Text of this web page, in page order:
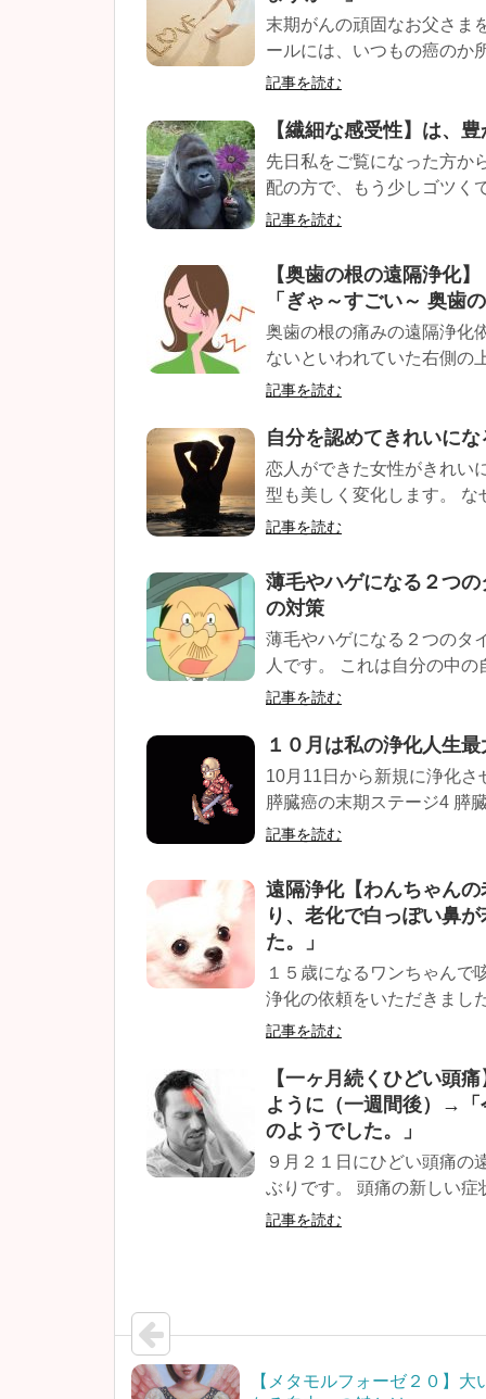
末期がんの頑固なお父さま
ールには、いつもの癌のか
記事を読む
【繊細な感受性】は、
先日私をご覧になった方か
配の方で、もう少しゴツく
記事を読む
【奥歯の根の遠隔浄化
「ぎゃ～すごい～ 奥歯
奥歯の根の痛みの遠隔浄化
ないといわれていた右側の
記事を読む
自分を認めてきれいにな
恋人ができた女性がきれい
型も美しく変化します。
記事を読む
薄毛やハゲになる２つ
の対策
薄毛やハゲになる２つのタ
人です。 これは自分の中
記事を読む
１０月は私の浄化人生
10月11日から新規に浄化
膵臓癌の末期ステージ4 膵
記事を読む
遠隔浄化【わんちゃん
り、老化で白っぽい鼻
た。」
１５歳になるワンちゃんで
浄化の依頼をいただきまし
記事を読む
【一ヶ月続くひどい頭
ように（一週間後）→「
のようでした。」
９月２１日にひどい頭痛の
ぶりです。 頭痛の新しい症
記事を読む
【メタモルフォーゼ２０】大